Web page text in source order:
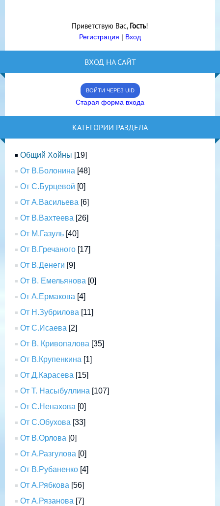
Приветствую Вас, Гость!
Регистрация | Вход
ВХОД НА САЙТ
ВОЙТИ ЧЕРЕЗ UID
Старая форма входа
КАТЕГОРИИ РАЗДЕЛА
Общий Хойны [19]
От В.Болонина [48]
От С.Бурцевой [0]
От А.Васильева [6]
От В.Вахтеева [26]
От М.Газуль [40]
От В.Гречаного [17]
От В.Денеги [9]
От В. Емельянова [0]
От А.Ермакова [4]
От Н.Зубрилова [11]
От С.Исаева [2]
От В. Кривопалова [35]
От В.Крупенкина [1]
От Д.Карасева [15]
От Т. Насыбуллина [107]
От С.Ненахова [0]
От С.Обухова [33]
От В.Орлова [0]
От А.Разгулова [0]
От В.Рубаненко [4]
От А.Рябкова [56]
От А.Рязанова [7]